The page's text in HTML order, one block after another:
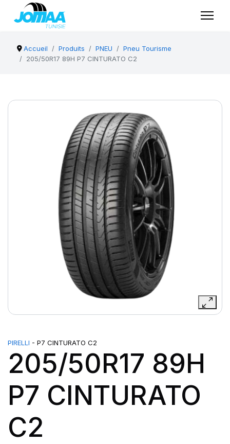
Accueil Produits PNEU
Pneu Tourisme
205/50R17 89H P7 CINTURATO C2
PIRELLI - P7 CINTURATO C2
205/50R17 89H
P7 CINTURATO
C2